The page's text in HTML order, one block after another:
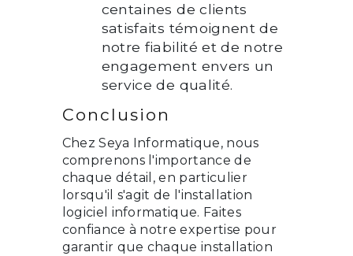
centaines de clients
satisfaits témoignent de
notre fiabilité et de notre
engagement envers un
service de qualité.
Conclusion
Chez Seya Informatique, nous
comprenons l'importance de
chaque détail, en particulier
lorsqu'il s'agit de l'installation
logiciel informatique. Faites
confiance à notre expertise pour
garantir que chaque installation